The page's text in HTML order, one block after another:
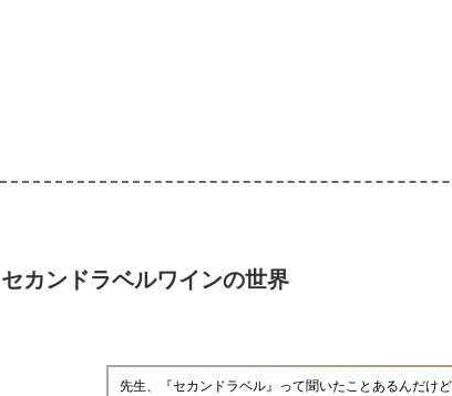
セカンドラベルワインの世界
先生、『セカンドラベル』って聞いたことあるんだけ